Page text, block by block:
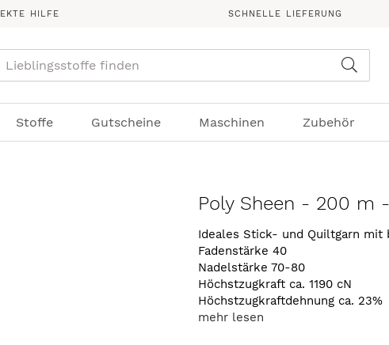
HILFE SCHNELLE LIEFERUNG
Stoffe Gutscheine Maschinen Zubehör
Poly Sheen - 200 m
Ideales Stick- und Quiltgarn mit
Fadenstärke 40
Nadelstärke 70-80
Höchstzugkraft ca. 1190 cN
Höchstzugkraftdehnung ca. 23%
mehr lesen